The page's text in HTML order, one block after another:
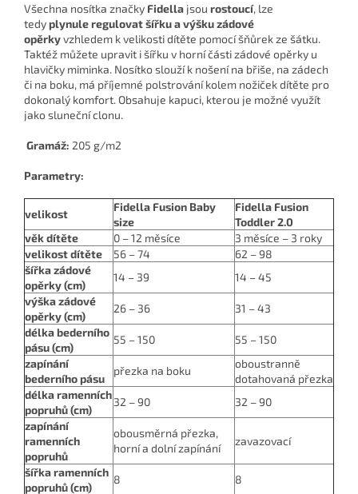
Všechna nosítka značky Fidella jsou rostoucí, lze
tedyplynule regulovat šířku a výšku zádové
opěrkyvzhledem k velikosti dítěte pomocí šňůrek ze šátku.
Taktéž můžete upravit i šířku v horní části zádové opěrky u
hlavičky miminka. Nosítko slouží k nošení na břiše, na zádech
či na boku, má příjemné polstrování kolem nožiček dítěte pro
dokonalý komfort. Obsahuje kapuci, kterou je možné využít
jako sluneční clonu.
Gramáž: 205 g/m2
Parametry:
velikost
Fidella Fusion Baby
size
Fidella Fusion
Toddler 2.0
věk dítěte
0 – 12 měsíce
3 měsíce – 3 roky
velikost dítěte
56 – 74
62 – 98
šířka zádové
opěrky (cm)
14 – 39
14 – 45
výška zádové
opěrky (cm)
26 – 36
31 – 43
délka bederního
pásu (cm)
55 – 150
55 – 150
zapínání
bederního pásu
přezka na boku
oboustranně
dotahovaná přezka
délka ramenních
popruhů (cm)
32 – 90
32 – 90
zapínání
ramenních
popruhů
obousměrná přezka,
horní a dolní zapínání
zavazovací
šířka ramenních
popruhů (cm)
8 8